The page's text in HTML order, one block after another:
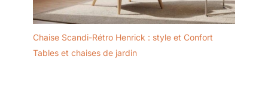
Chaise Scandi-Rétro Henrick : style et Confort
Tables et chaises de jardin